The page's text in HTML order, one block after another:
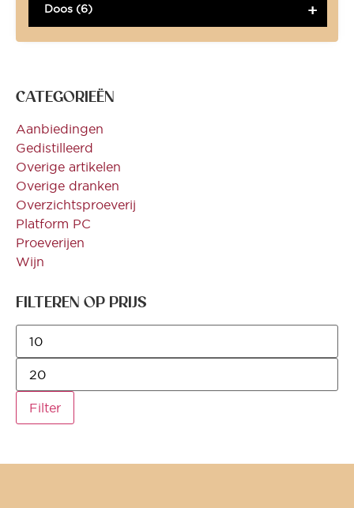
CATEGORIEËN
Aanbiedingen
Gedistilleerd
Overige artikelen
Overige dranken
Overzichtsproeverij
Platform PC
Proeverijen
Wijn
FILTEREN OP PRIJS
Filter
Doos (6)